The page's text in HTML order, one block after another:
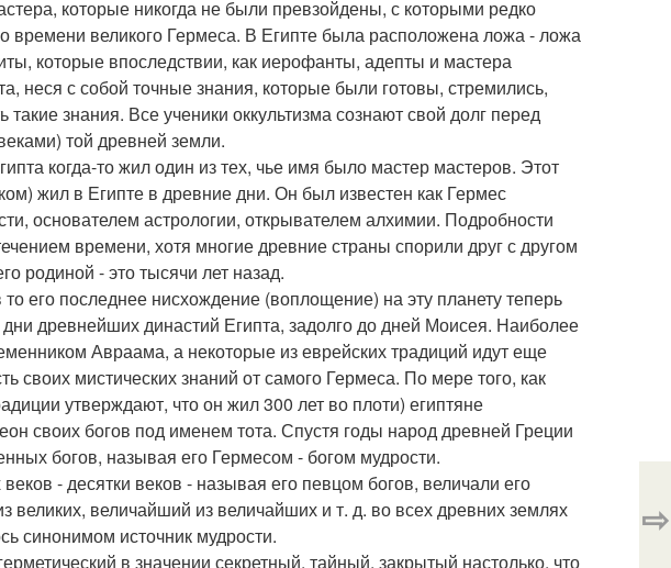
которые никогда не были превзойдены, с которыми редко
времени великого Гермеса. В Египте была расположена ложа - ложа
которые впоследствии, как иерофанты, адепты и мастера
неся с собой точные знания, которые были готовы, стремились,
знания. Все ученики оккультизма сознают свой долг перед
той древней земли.
когда-то жил один из тех, чье имя было мастер мастеров. Этот
жил в Египте в древние дни. Он был известен как Гермес
основателем астрологии, открывателем алхимии. Подробности
времени, хотя многие древние страны спорили друг с другом
родиной - это тысячи лет назад.
его последнее нисхождение (воплощение) на эту планету теперь
древнейших династий Египта, задолго до дней Моисея. Наиболее
Авраама, а некоторые из еврейских традиций идут еще
своих мистических знаний от самого Гермеса. По мере того, как
утверждают, что он жил 300 лет во плоти) египтяне
своих богов под именем тота. Спустя годы народ древней Греции
богов, называя его Гермесом - богом мудрости.
- десятки веков - называя его певцом богов, величали его
великих, величайший из величайших и т. д. во всех древних землях
синонимом источник мудрости.
в значении секретный, тайный, закрытый настолько, что
⇨